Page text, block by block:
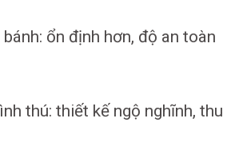
ổn định hơn, độ an toàn
thú: thiết kế ngộ nghĩnh, thu